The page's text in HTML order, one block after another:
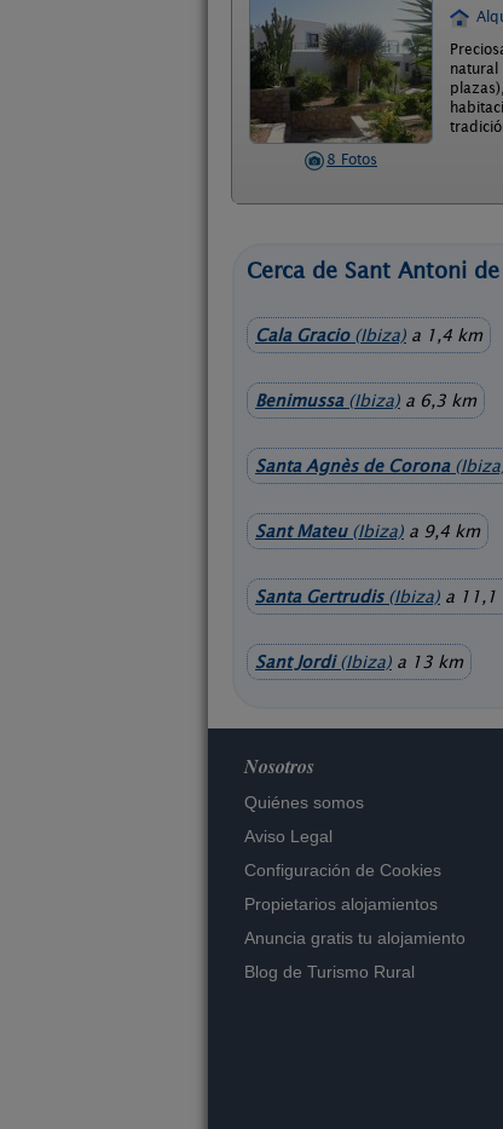
8 Fotos
natural
Cerca de Sant Antoni
Cala Gracio(Ibiza) a 1,4 km
Benimussa(Ibiza) a 6,3 km
Santa Agnès de Corona
Sant Mateu(Ibiza) a 9,4 km
Santa Gertrudis(Ibiza) a 11,1
Sant Jordi(Ibiza) a 13 km
Nosotros
Quiénes somos
Aviso Legal
Configuración de Cookies
Propietarios alojamientos
Anuncia gratis tu alojamiento
Blog de Turismo Rural